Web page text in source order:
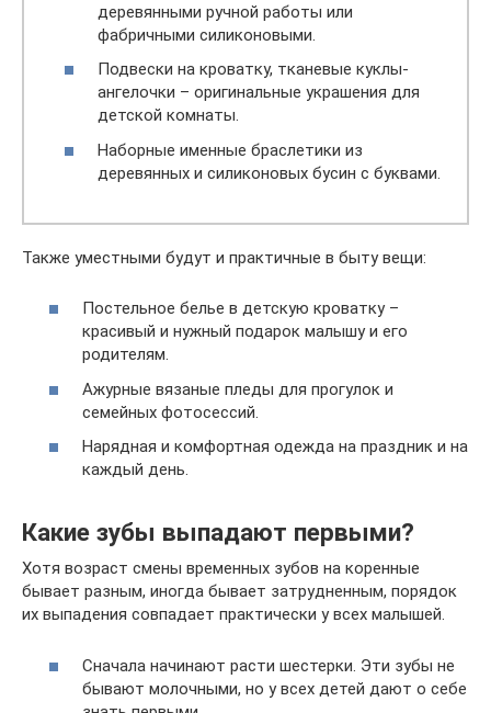
деревянными ручной работы или
фабричными силиконовыми.
Подвески на кроватку, тканевые куклы-
ангелочки – оригинальные украшения для
детской комнаты.
Наборные именные браслетики из
деревянных и силиконовых бусин с буквами.
Также уместными будут и практичные в быту вещи:
Постельное белье в детскую кроватку –
красивый и нужный подарок малышу и его
родителям.
Ажурные вязаные пледы для прогулок и
семейных фотосессий.
Нарядная и комфортная одежда на праздник и на
каждый день.
Какие зубы выпадают первыми?
Хотя возраст смены временных зубов на коренные
бывает разным, иногда бывает затрудненным, порядок
их выпадения совпадает практически у всех малышей.
Сначала начинают расти шестерки. Эти зубы не
бывают молочными, но у всех детей дают о себе